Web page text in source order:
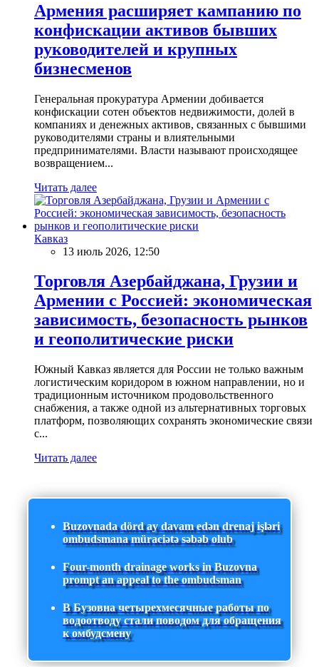
Армения расширяет кампанию по
конфискации активов бывших
руководителей и крупных
бизнесменов
Генеральная прокуратура Армении добивается
конфискации сотен объектов недвижимости, долей в
компаниях и денежных активов, связанных с бывшими
руководителями страны и влиятельными
предпринимателями. Власти называют происходящее
возвращением...
Читать далее
Кавказ
13 июль 2026, 12:50
Торговля Азербайджана, Грузии и
Армении с Россией: экономическая
зависимость, безопасность рынков
и геополитические риски
Южный Кавказ является для России не только важным
логистическим коридором в южном направлении, но и
традиционным источником продовольственного
снабжения, а также одной из альтернативных торговых
платформ, позволяющих сохранять экономические связи
с...
Читать далее
Buzovnada dörd ay davam edən drenaj işləri
ombudsmana müraciətə səbəb olub
Four-month drainage works in Buzovna
prompt an appeal to the ombudsman
В Бузовна четырехмесячные работы по
водоотводу стали поводом для обращения
к омбудсмену